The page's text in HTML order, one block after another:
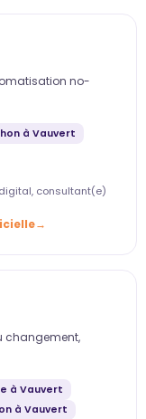
no-
à Vauvert
consultant(e)
changement,
à Vauvert
à Vauvert